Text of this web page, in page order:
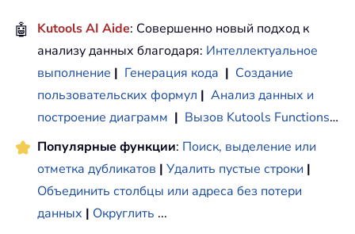
🤖 Kutools AI Aide: Совершенно новый подход к
анализу данных благодаря: Интеллектуальное
выполнение | Генерация кода | Создание
пользовательских формул | Анализ данных и
построение диаграмм | Вызов Kutools Functions…
Популярные функции: Поиск, выделение или
отметка дубликатов | Удалить пустые строки |
Объединить столбцы или адреса без потери
данных | Округлить ...